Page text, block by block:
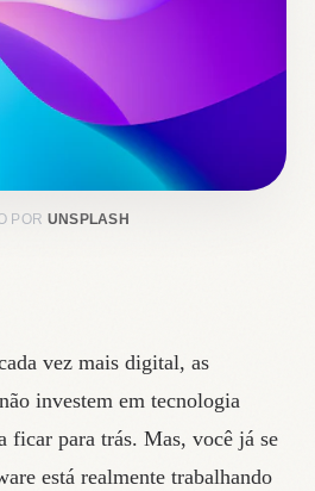
POR UNSPLASH
vez mais digital, as
investem em tecnologia
ficar para trás. Mas, você já se
está realmente trabalhando